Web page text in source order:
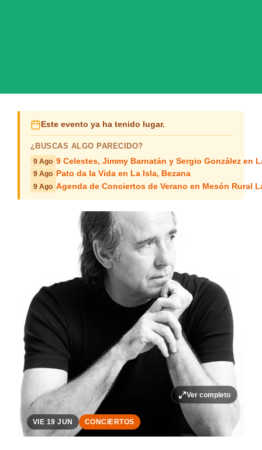
Este evento ya ha tenido lugar.
¿BUSCAS ALGO PARECIDO?
9 Ago 9 Celestes, Jimmy Barnatán y Sergio González en
9 Ago Pato da la Vida en La Isla, Bezana
9 Ago Agenda de Conciertos de Verano en Mesón Rural
Ver completo
VIE 19 JUN CONCIERTOS